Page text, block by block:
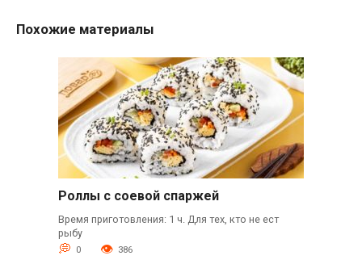
Похожие материалы
Роллы с соевой спаржей
Время приготовления: 1 ч. Для тех, кто не ест
рыбу
0 386